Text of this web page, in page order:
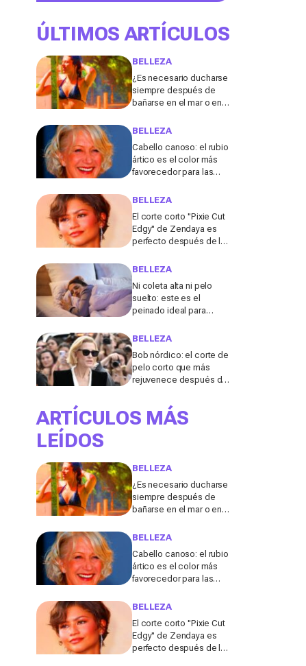
ÚLTIMOS ARTÍCULOS
BELLEZA
¿Es necesario ducharse
siempre después de
bañarse en el mar o en la
lo explica
BELLEZA
Cabello canoso: el rubio
ártico es el color más
favorecedor para las
según una experta
BELLEZA
El corte corto "Pixie Cut
Edgy" de Zendaya es
perfecto después de los
2026, según una
BELLEZA
Ni coleta alta ni pelo
suelto: este es el
peinado ideal para
de calor, según una
BELLEZA
Bob nórdico: el corte de
pelo corto que más
rejuvenece después de
ARTÍCULOS MÁS
LEÍDOS
BELLEZA
¿Es necesario ducharse
siempre después de
bañarse en el mar o en la
lo explica
BELLEZA
Cabello canoso: el rubio
ártico es el color más
favorecedor para las
según una experta
BELLEZA
El corte corto "Pixie Cut
Edgy" de Zendaya es
perfecto después de los